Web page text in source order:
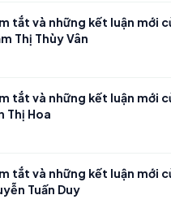
tắt và những kết luận mới
Thị Thùy Vân
tắt và những kết luận mới
Thị Hoa
tắt và những kết luận mới
Tuấn Duy